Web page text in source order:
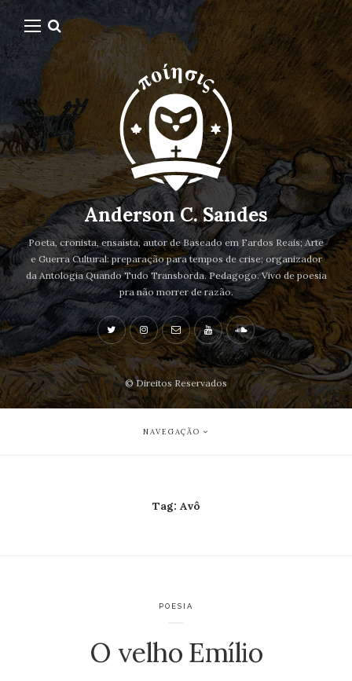
Anderson C. Sandes
Poeta, cronista, ensaísta, autor de Baseado em Fardos Reais; Arte
e Guerra Cultural: preparação para tempos de crise; organizador
da Antologia Quando Tudo Transborda. Pedagogo. Vivo de poesia
pra não morrer de razão.
© Direitos Reservados
NAVEGAÇÃO
Tag: Avô
POESIA
O velho Emílio